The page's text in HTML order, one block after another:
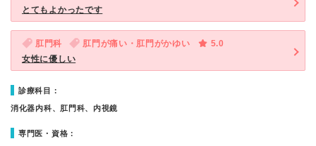
とてもよかったです
肛門科 肛門が痛い・肛門がかゆい
5.0
女性に優しい
診療科目：
消化器内科、肛門科、内視鏡
専門医・資格：